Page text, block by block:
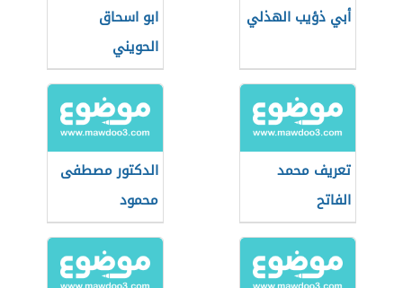
أبي ذؤيب الهذلي
ابو اسحاق
الحويني
تعريف محمد
الفاتح
الدكتور مصطفى
محمود